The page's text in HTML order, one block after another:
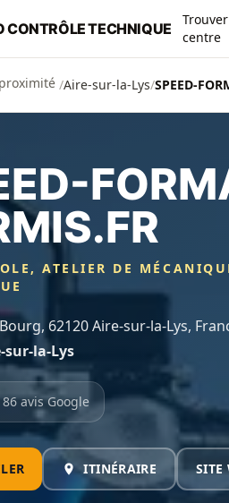
principal
CONTRÔLE TECHNIQUE
centre
/Aire-sur-la-Lys/SPEED-
ATELIER DE
62120 Aire-sur-la-Lys,
sur-la-Lys
86 avis Google
ITINÉRAIRE SITE